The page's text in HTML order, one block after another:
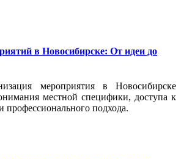
в Новосибирске: От идеи до
мероприятия в Новосибирске
местной специфики, доступа к
подхода.